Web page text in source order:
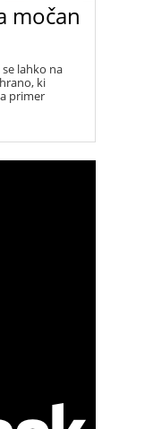
močan
lahko na
ki
primer